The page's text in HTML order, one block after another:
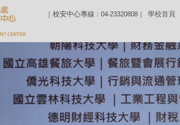
｜校安中心專線 ：04-23320808｜ 學校首頁